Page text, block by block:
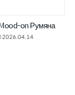
on Румяна
2026.04.14